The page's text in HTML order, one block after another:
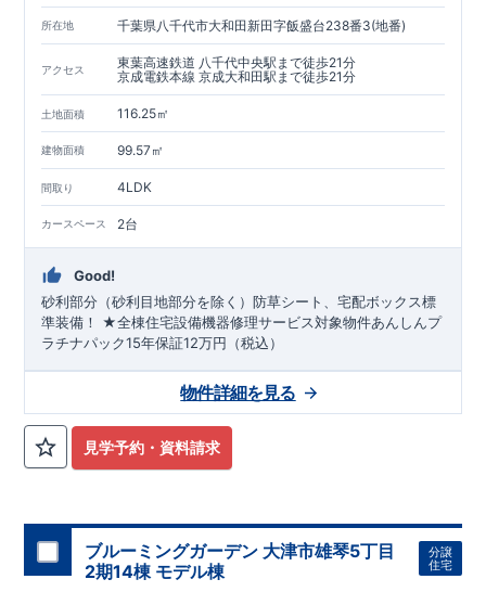
所在地 千葉県八千代市大和田新田字飯盛台238番3(地番)
アクセス
東葉高速鉄道 八千代中央駅まで徒歩21分
京成電鉄本線 京成大和田駅まで徒歩21分
土地面積 116.25㎡
建物面積 99.57㎡
間取り 4LDK
カースペース 2台
Good!
砂利部分（砂利目地部分を除く）防草シート、宅配ボックス標
準装備！ ★全棟住宅設備機器修理サービス対象物件あんしんプ
ラチナパック15年保証12万円（税込）
見学予約・資料請求
物件詳細を見る
ブルーミングガーデン 大津市雄琴5丁目
2期14棟 モデル棟
分譲
住宅